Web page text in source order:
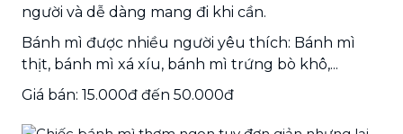
người và dễ dàng mang đi khi cần.
Bánh mì được nhiều người yêu thích: Bánh mì
thịt, bánh mì xá xíu, bánh mì trứng bò khô,...
Giá bán: 15.000đ đến 50.000đ